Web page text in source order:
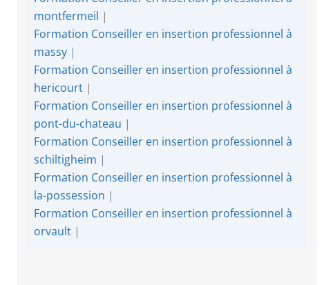
montfermeil |
Formation Conseiller en insertion professionnel à
massy |
Formation Conseiller en insertion professionnel à
hericourt |
Formation Conseiller en insertion professionnel à
pont-du-chateau |
Formation Conseiller en insertion professionnel à
schiltigheim |
Formation Conseiller en insertion professionnel à
la-possession |
Formation Conseiller en insertion professionnel à
orvault |